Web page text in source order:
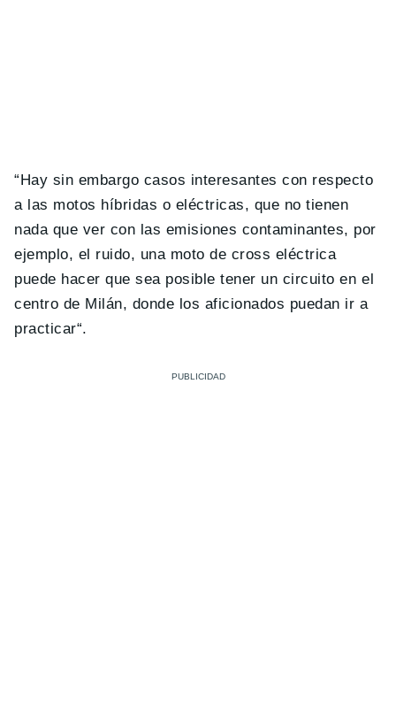
“Hay sin embargo casos interesantes con respecto
a las motos híbridas o eléctricas, que no tienen
nada que ver con las emisiones contaminantes, por
ejemplo, el ruido, una moto de cross eléctrica
puede hacer que sea posible tener un circuito en el
centro de Milán, donde los aficionados puedan ir a
practicar“.